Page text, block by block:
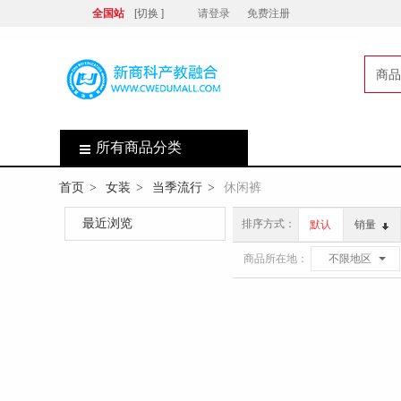
全国站 [切换 ] 请登录 免费注册
商品
所有商品分类
首页 > 女装 > 当季流行 > 休闲裤
最近浏览 排序方式： 默认 销量
商品所在地： 不限地区